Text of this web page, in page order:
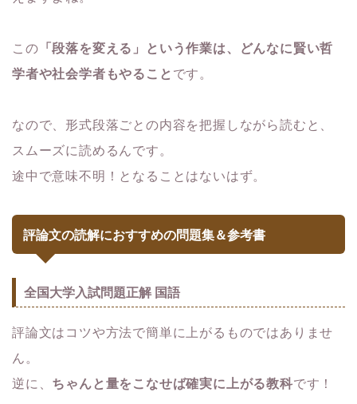
この 「段落を変える」という作業は、どんなに賢い哲
学者や社会学者もやること です。
なので、形式段落ごとの内容を把握しながら読むと、
スムーズに読めるんです。
途中で意味不明！となることはないはず。
評論文の読解におすすめの問題集＆参考書
全国大学入試問題正解 国語
評論文はコツや方法で簡単に上がるものではありませ
ん。
逆に、 ちゃんと量をこなせば確実に上がる教科です！